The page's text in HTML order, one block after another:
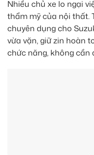
Nhiều chủ xe lo ngại
thẩm mỹ của nội thất.
chuyên dụng cho
vừa vặn, giữ zin hoàn
chức năng, không cần